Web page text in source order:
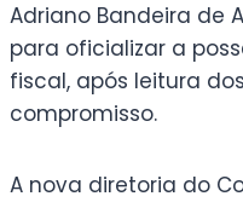
Adriano Bandeira de
para oficializar a
fiscal, após leitura
compromisso.
A nova diretoria do